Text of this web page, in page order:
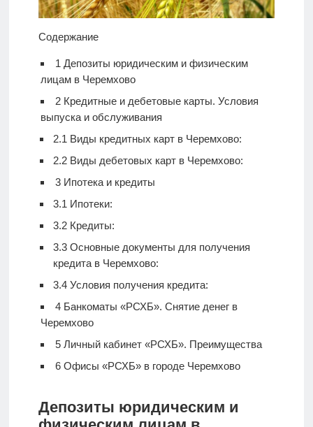
Содержание
1 Депозиты юридическим и физическим
лицам в Черемхово
2Кредитные и дебетовые карты. Условия
выпуска и обслуживания
2.1 Виды кредитных карт в Черемхово:
2.2Виды дебетовых карт в Черемхово:
3Ипотека и кредиты
3.1 Ипотеки:
3.2Кредиты:
3.3Основные документы для получения
кредита в Черемхово:
3.4Условия получения кредита:
4Банкоматы «РСХБ». Снятие денег в
Черемхово
5Личный кабинет «РСХБ». Преимущества
6Офисы «РСХБ» в городе Черемхово
Депозиты юридическим и